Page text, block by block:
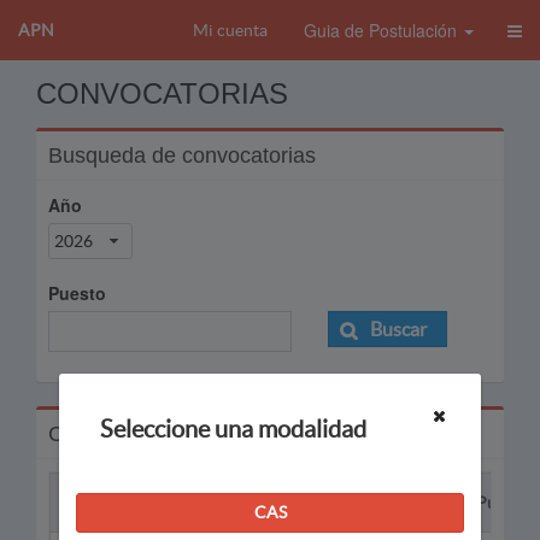
APN Mi cuenta Guia de Postulación
CONVOCATORIAS
Busqueda de convocatorias
Año
2026
Puesto
Buscar
Convocatorias
Puesto
Seleccione una modalidad
CAS